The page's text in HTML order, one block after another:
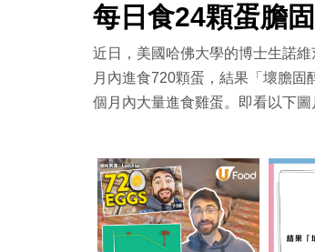
每日食24顆蛋膽
近日，美國哈佛大學的博士生諾
月內進食720顆蛋，結果「壞膽
個月內大量進食雞蛋。即看以下圖